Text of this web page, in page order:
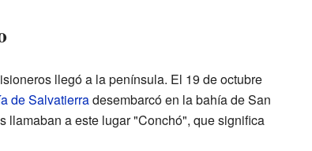
llegó a la península. El 19 de octubre
de Salvatierradesembarcó en la bahía de San
llamaban a este lugar "Conchó", que significa